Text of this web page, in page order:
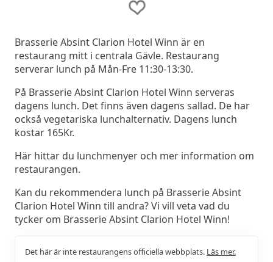
Brasserie Absint Clarion Hotel Winn är en
restaurang mitt i centrala Gävle. Restaurang
serverar lunch på Mån-Fre 11:30-13:30.
På Brasserie Absint Clarion Hotel Winn serveras
dagens lunch. Det finns även dagens sallad. De har
också vegetariska lunchalternativ. Dagens lunch
kostar 165Kr.
Här hittar du lunchmenyer och mer information om
restaurangen.
Kan du rekommendera lunch på Brasserie Absint
Clarion Hotel Winn till andra? Vi vill veta vad du
tycker om Brasserie Absint Clarion Hotel Winn!
Det här är inte restaurangens officiella webbplats. Läs mer.